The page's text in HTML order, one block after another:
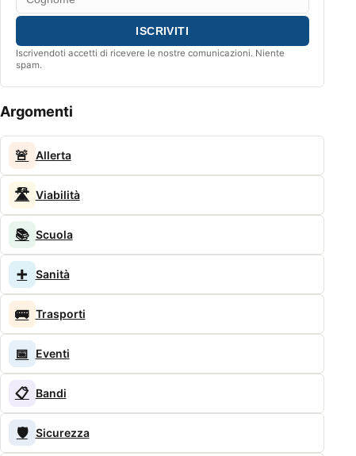
Iscrivendoti accetti di ricevere le nostre comunicazioni. Niente
spam.
Argomenti
🚨 Allerta
🛣️ Viabilità
📚 Scuola
➕ Sanità
🚌 Trasporti
📅 Eventi
📋 Bandi
🛡️ Sicurezza